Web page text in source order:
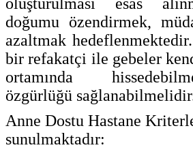
doğumu özendirmek,
azaltmak
bir refakatçi ile gebeler
ortamında
özgürlüğü
Anne Dostu Hastane
sunulmaktadır: